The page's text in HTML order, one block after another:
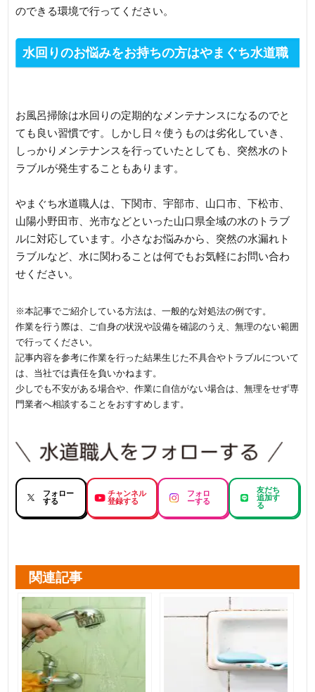
のできる環境で行ってください。
水回りのお悩みをお持ちの方はやまぐち水道職
お風呂掃除は水回りの定期的なメンテナンスになるのでと
ても良い習慣です。しかし日々使うものは劣化していき、
しっかりメンテナンスを行っていたとしても、突然水のト
ラブルが発生することもあります。
やまぐち水道職人は、下関市、宇部市、山口市、下松市、
山陽小野田市、光市などといった山口県全域の水のトラブ
ルに対応しています。小さなお悩みから、突然の水漏れト
ラブルなど、水に関わることは何でもお気軽にお問い合わ
せください。
※本記事でご紹介している方法は、一般的な対処法の例です。
作業を行う際は、ご自身の状況や設備を確認のうえ、無理のない範囲
で行ってください。
記事内容を参考に作業を行った結果生じた不具合やトラブルについて
は、当社では責任を負いかねます。
少しでも不安がある場合や、作業に自信がない場合は、無理をせず専
門業者へ相談することをおすすめします。
フォロー
する
チャンネル
登録する
フォロ
ーする
友だち
追加す
る
関連記事